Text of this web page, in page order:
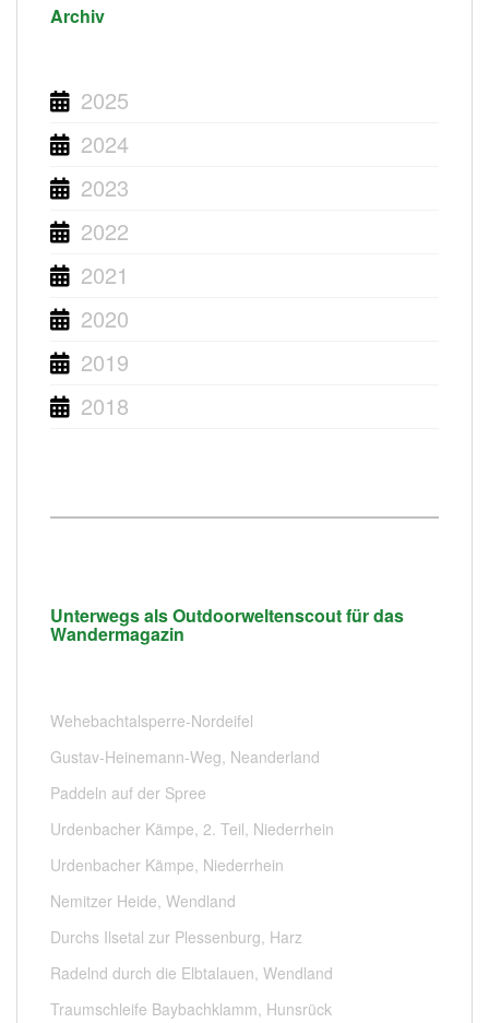
Archiv
2025
2024
2023
2022
2021
2020
2019
2018
Unterwegs als Outdoorweltenscout für das
Wandermagazin
Wehebachtalsperre-Nordeifel
Gustav-Heinemann-Weg, Neanderland
Paddeln auf der Spree
Urdenbacher Kämpe, 2. Teil, Niederrhein
Urdenbacher Kämpe, Niederrhein
Nemitzer Heide, Wendland
Durchs Ilsetal zur Plessenburg, Harz
Radelnd durch die Elbtalauen, Wendland
Traumschleife Baybachklamm, Hunsrück